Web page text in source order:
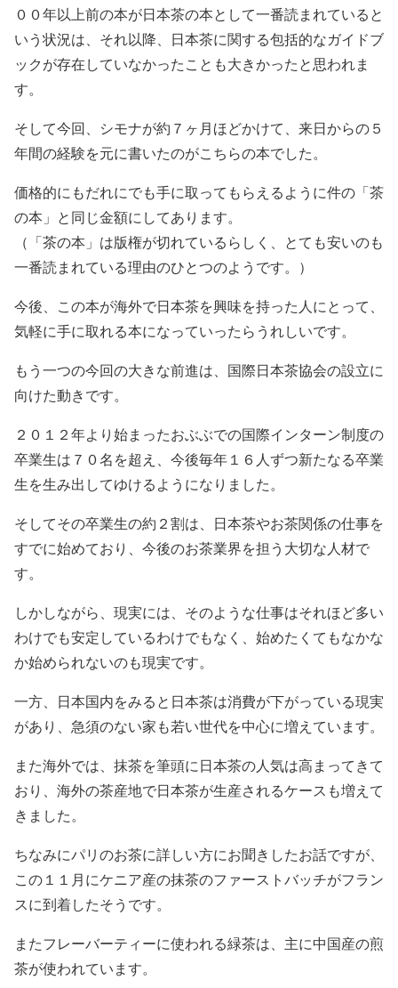
００年以上前の本が日本茶の本として一番読まれていると
いう状況は、それ以降、日本茶に関する包括的なガイドブ
ックが存在していなかったことも大きかったと思われま
す。
そして今回、シモナが約７ヶ月ほどかけて、来日からの５
年間の経験を元に書いたのがこちらの本でした。
価格的にもだれにでも手に取ってもらえるように件の「茶
の本」と同じ金額にしてあります。
（「茶の本」は版権が切れているらしく、とても安いのも
一番読まれている理由のひとつのようです。）
今後、この本が海外で日本茶を興味を持った人にとって、
気軽に手に取れる本になっていったらうれしいです。
もう一つの今回の大きな前進は、国際日本茶協会の設立に
向けた動きです。
２０１２年より始まったおぶぶでの国際インターン制度の
卒業生は７０名を超え、今後毎年１６人ずつ新たなる卒業
生を生み出してゆけるようになりました。
そしてその卒業生の約２割は、日本茶やお茶関係の仕事を
すでに始めており、今後のお茶業界を担う大切な人材で
す。
しかしながら、現実には、そのような仕事はそれほど多い
わけでも安定しているわけでもなく、始めたくてもなかな
か始められないのも現実です。
一方、日本国内をみると日本茶は消費が下がっている現実
があり、急須のない家も若い世代を中心に増えています。
また海外では、抹茶を筆頭に日本茶の人気は高まってきて
おり、海外の茶産地で日本茶が生産されるケースも増えて
きました。
ちなみにパリのお茶に詳しい方にお聞きしたお話ですが、
この１１月にケニア産の抹茶のファーストバッチがフラン
スに到着したそうです。
またフレーバーティーに使われる緑茶は、主に中国産の煎
茶が使われています。